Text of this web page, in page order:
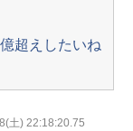
超えしたいね
土) 22:18:20.75